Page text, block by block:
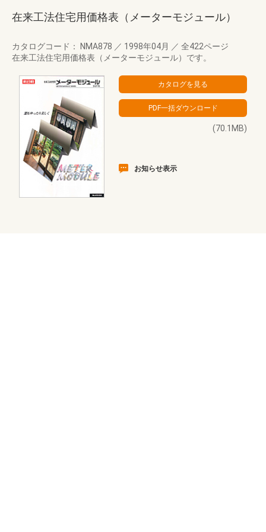
在来工法住宅用価格表（メーターモジュール）
カタログコード： NMA878 ／ 1998年04月 ／ 全422ページ
在来工法住宅用価格表（メーターモジュール）です。
(70.1MB)
お知らせ表示